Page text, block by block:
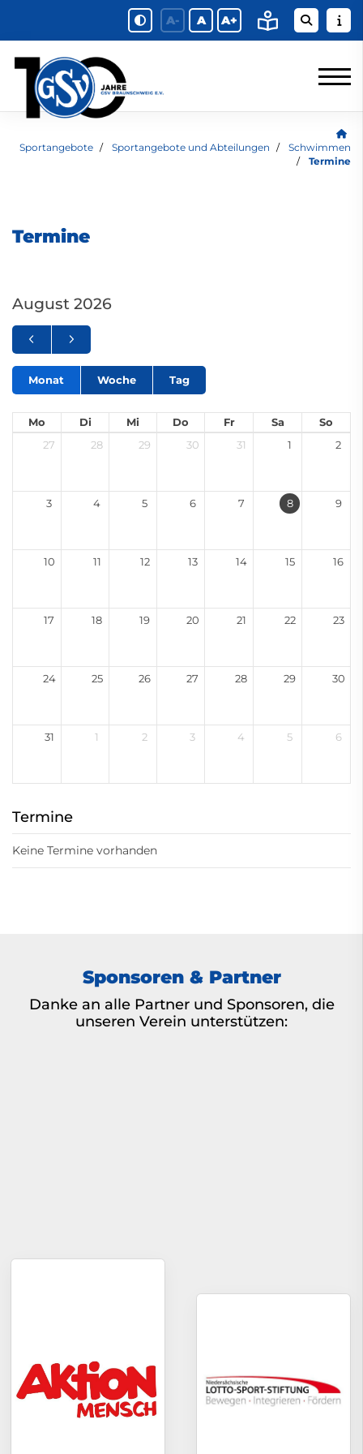
A- A A+
Sportangebote Sportangebote und Abteilungen
Schwimmen
Termine
Termine
August 2026
Monat Woche Tag
Mo Di Mi Do Fr Sa
So
27
28 29 30 31 1 2
3 4 5 6 7 8 9
10 11 12 13 14 15 16
17 18 19 20 21 22 23
24 25 26 27 28 29 30
31 1 2 3 4 5 6
Termine
Keine Termine vorhanden
Sponsoren & Partner
Danke an alle Partner und Sponsoren, die
unseren Verein unterstützen: